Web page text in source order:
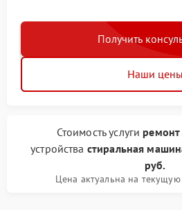
Получить
Наши цены
Стоимость услуги ремонт
устройства стиральная
руб.
Цена актуальна на